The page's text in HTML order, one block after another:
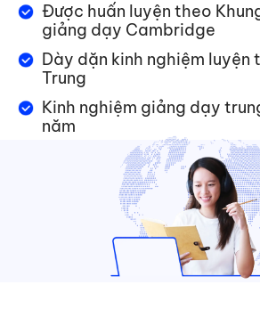
Được huấn luyện theo
giảng dạy Cambridge
Dày dặn kinh nghiệm luyện
Trung
Kinh nghiệm giảng dạy
năm